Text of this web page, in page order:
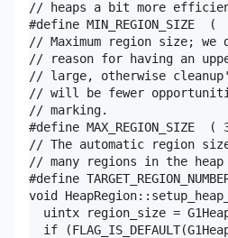
// heaps a bit more
#define MIN_REGION_SIZE
// Maximum region size;
// reason for having an
// large, otherwise
// will be fewer
// marking.
#define MAX_REGION_SIZE
// The automatic region
// many regions in the
#define
void
uintx region_size =
if